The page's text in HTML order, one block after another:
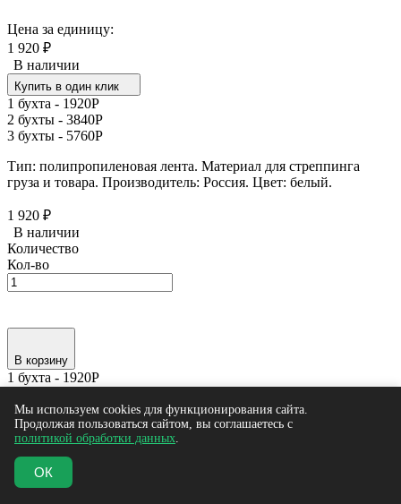
Цена за единицу:
1 920 ₽
В наличии
Купить в один клик
1 бухта - 1920Р
2 бухты - 3840Р
3 бухты - 5760Р
Тип: полипропиленовая лента. Материал для стреппинга
груза и товара. Производитель: Россия. Цвет: белый.
1 920 ₽
В наличии
Количество
Кол-во
В корзину
1 бухта - 1920Р
3 бухты -5760Р
Купить в один клик
Мы используем cookies для функционирования сайта.
Продолжая пользоваться сайтом, вы соглашаетесь с
политикой обработки данных.
ОК